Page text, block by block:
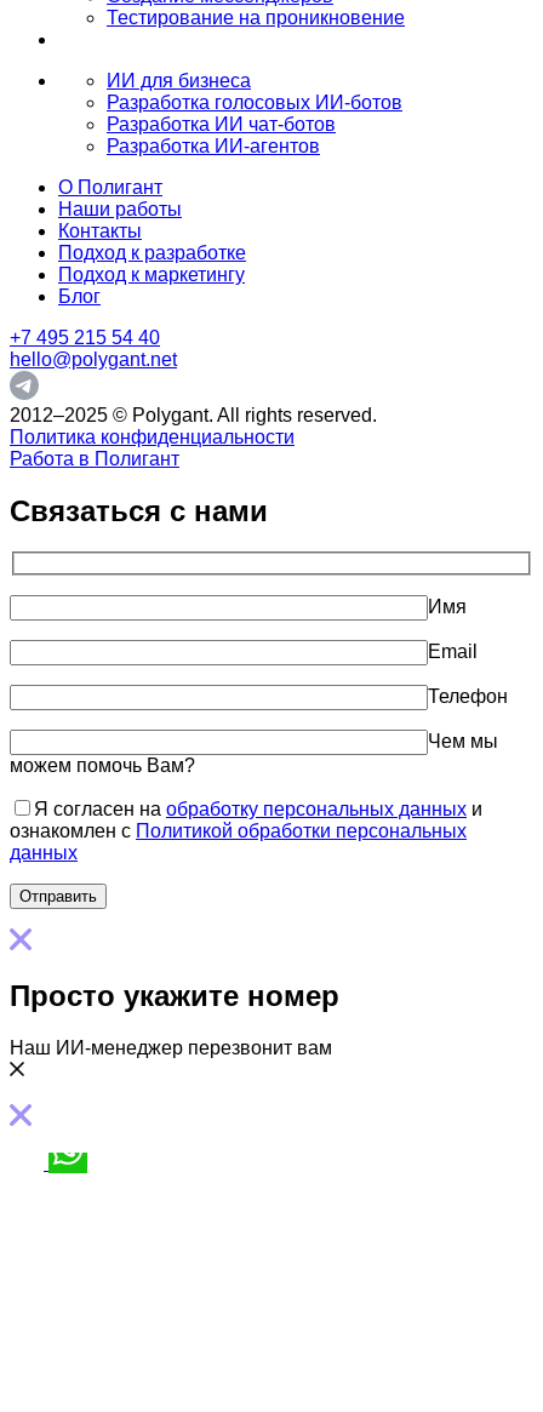
Тестирование на проникновение
ИИ для бизнеса
Разработка голосовых ИИ-ботов
Разработка ИИ чат-ботов
Разработка ИИ-агентов
О Полигант
Наши работы
Контакты
Подход к разработке
Подход к маркетингу
Блог
+7 495 215 54 40
hello@polygant.net
2012–2025 © Polygant. All rights reserved.
Политика конфиденциальности
Работа в Полигант
Связаться с нами
Имя
Email
Телефон
Чем мы
можем помочь Вам?
Я согласен на обработку персональных данных и
ознакомлен с Политикой обработки персональных
данных
Просто укажите номер
Наш ИИ-менеджер перезвонит вам